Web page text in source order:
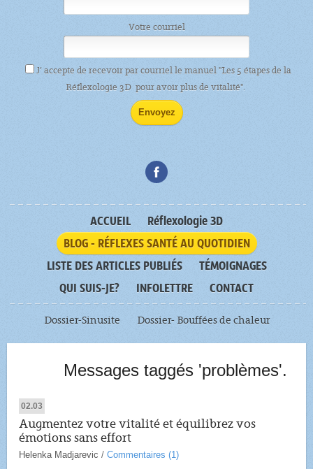
Votre courriel
J’ accepte de recevoir par courriel le manuel "Les 5 étapes de la
Réflexologie 3D pour avoir plus de vitalité".
ACCUEIL
Réflexologie 3D
BLOG - RÉFLEXES SANTÉ AU QUOTIDIEN
LISTE DES ARTICLES PUBLIÉS
TÉMOIGNAGES
QUI SUIS-JE?
INFOLETTRE CONTACT
Dossier-Sinusite Dossier- Bouffées de chaleur
Messages taggés 'problèmes'.
02.03
Augmentez votre vitalité et équilibrez vos
émotions sans effort
Helenka Madjarevic /Commentaires (1)